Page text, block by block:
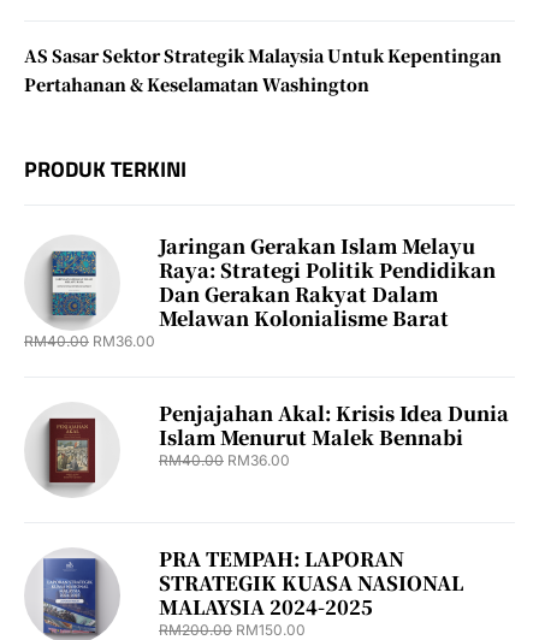
AS Sasar Sektor Strategik Malaysia Untuk Kepentingan
Pertahanan & Keselamatan Washington
PRODUK TERKINI
Jaringan Gerakan Islam Melayu
Raya: Strategi Politik Pendidikan
Dan Gerakan Rakyat Dalam
Melawan Kolonialisme Barat
RM40.00 RM36.00
Penjajahan Akal: Krisis Idea Dunia
Islam Menurut Malek Bennabi
RM40.00 RM36.00
PRA TEMPAH: LAPORAN
STRATEGIK KUASA NASIONAL
MALAYSIA 2024-2025
RM200.00 RM150.00